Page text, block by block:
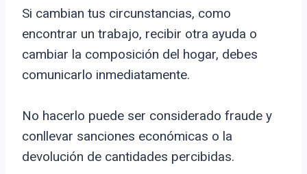
Si cambian tus circunstancias, como
encontrar un trabajo, recibir otra ayuda o
cambiar la composición del hogar, debes
comunicarlo inmediatamente.
No hacerlo puede ser considerado fraude y
conllevar sanciones económicas o la
devolución de cantidades percibidas.